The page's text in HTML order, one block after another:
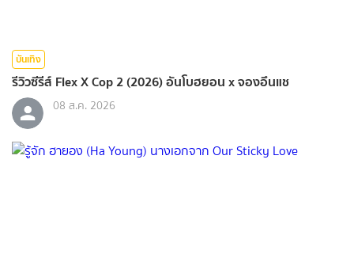
บันเทิง
รีวิวซีรีส์ Flex X Cop 2 (2026) อันโบฮยอน x จองอึนแช
08 ส.ค. 2026